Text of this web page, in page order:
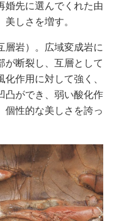
婚先に選んでくれた由
しさを増す。
層岩）。広域変成岩に
が断裂し、互層として
作用に対して強く、
凸ができ、弱い酸化作
個性的な美しさを誇っ